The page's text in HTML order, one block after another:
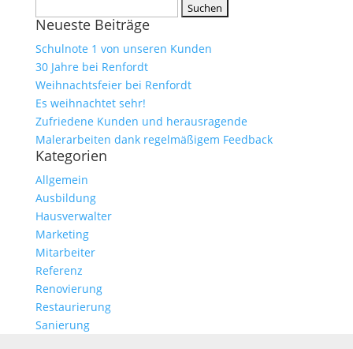
nach:
Neueste Beiträge
Schulnote 1 von unseren Kunden
30 Jahre bei Renfordt
Weihnachtsfeier bei Renfordt
Es weihnachtet sehr!
Zufriedene Kunden und herausragende
Malerarbeiten dank regelmäßigem Feedback
Kategorien
Allgemein
Ausbildung
Hausverwalter
Marketing
Mitarbeiter
Referenz
Renovierung
Restaurierung
Sanierung